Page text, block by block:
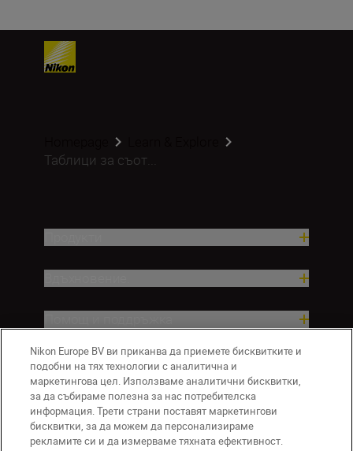
Таблици за съот...
Компания
Nikon Europe BV ви приканва да приемете бисквитките и
подобни на тях технологии с аналитична и
маркетингова цел. Използваме аналитични бисквитки,
за да събираме полезна за нас потребителска
информация. Трети страни поставят маркетингови
бисквитки, за да можем да персонализираме
рекламите си и да измерваме тяхната ефективност.